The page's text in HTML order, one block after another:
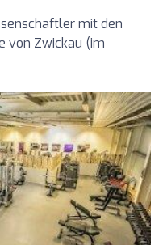
mit den
von Zwickau (im